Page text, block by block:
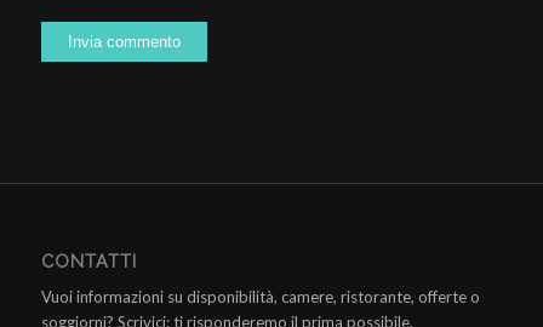
CONTATTI
Vuoi informazioni su disponibilità, camere, ristorante, offerte o
soggiorni? Scrivici: ti risponderemo il prima possibile.